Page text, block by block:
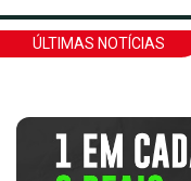
ÚLTIMAS NOTÍCIAS